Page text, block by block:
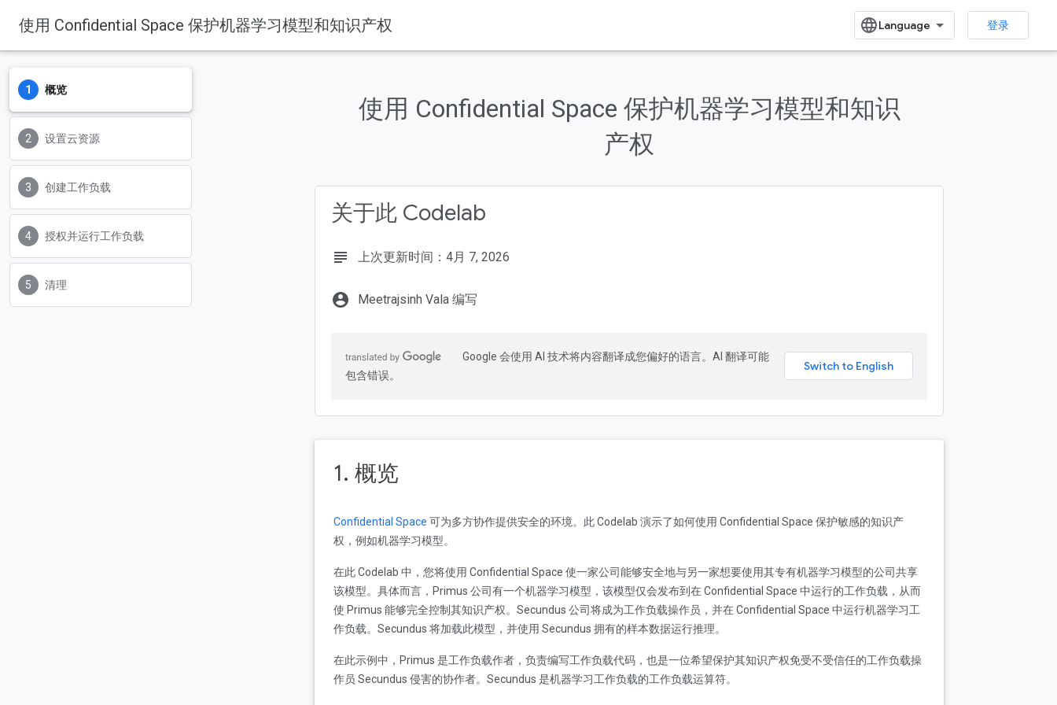
使用 Confidential Space 保护机器学习模型和知识产权 登录
概览
设置云资源
创建工作负载
授权并运行工作负载
清理
使用 Confidential Space 保护机器学习模型和知识
产权
关于此 Codelab
subject 上次更新时间：4月 7, 2026
account_circle Meetrajsinh Vala 编写
Google 会使用 AI 技术将内容翻译成您偏好的语言。AI 翻译可能
包含错误。
1. 概览
Confidential Space 可为多方协作提供安全的环境。此 Codelab 演示了如何使用 Confidential Space 保护敏感的知识产
权，例如机器学习模型。
在此 Codelab 中，您将使用 Confidential Space 使一家公司能够安全地与另一家想要使用其专有机器学习模型的公司共享
该模型。具体而言，Primus 公司有一个机器学习模型，该模型仅会发布到在 Confidential Space 中运行的工作负载，从而
使 Primus 能够完全控制其知识产权。Secundus 公司将成为工作负载操作员，并在 Confidential Space 中运行机器学习工
作负载。Secundus 将加载此模型，并使用 Secundus 拥有的样本数据运行推理。
在此示例中，Primus 是工作负载作者，负责编写工作负载代码，也是一位希望保护其知识产权免受不受信任的工作负载操
作员 Secundus 侵害的协作者。Secundus 是机器学习工作负载的工作负载运算符。